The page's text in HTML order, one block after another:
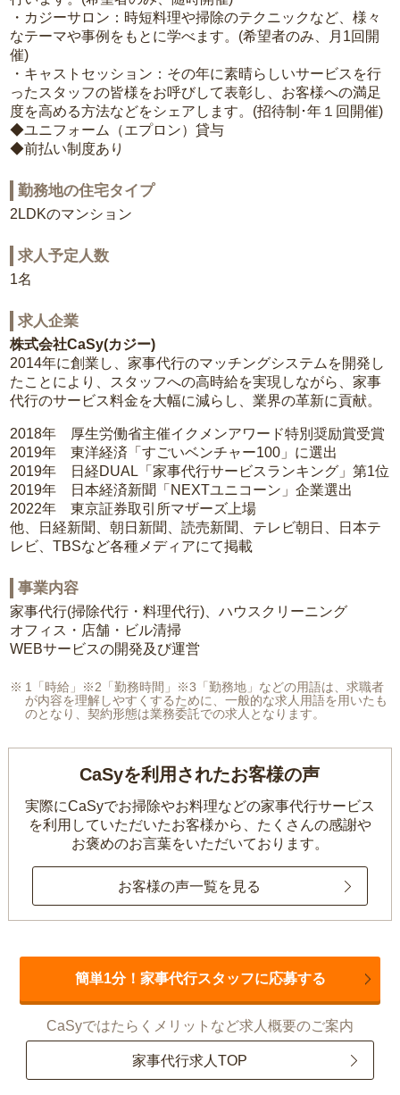
・カジーサロン：時短料理や掃除のテクニックなど、様々
なテーマや事例をもとに学べます。(希望者のみ、月1回開
催)
・キャストセッション：その年に素晴らしいサービスを行
ったスタッフの皆様をお呼びして表彰し、お客様への満足
度を高める方法などをシェアします。(招待制･年１回開催)
◆ユニフォーム（エプロン）貸与
◆前払い制度あり
勤務地の住宅タイプ
2LDKのマンション
求人予定人数
1名
求人企業
株式会社CaSy(カジー)
2014年に創業し、家事代行のマッチングシステムを開発し
たことにより、スタッフへの高時給を実現しながら、家事
代行のサービス料金を大幅に減らし、業界の革新に貢献。
2018年 厚生労働省主催イクメンアワード特別奨励賞受賞
2019年 東洋経済「すごいベンチャー100」に選出
2019年 日経DUAL「家事代行サービスランキング」第1位
2019年 日本経済新聞「NEXTユニコーン」企業選出
2022年 東京証券取引所マザーズ上場
他、日経新聞、朝日新聞、読売新聞、テレビ朝日、日本テ
レビ、TBSなど各種メディアにて掲載
事業内容
家事代行(掃除代行・料理代行)、ハウスクリーニング
オフィス・店舗・ビル清掃
WEBサービスの開発及び運営
1「時給」※2「勤務時間」※3「勤務地」などの用語は、求職者
が内容を理解しやすくするために、一般的な求人用語を用いたも
のとなり、契約形態は業務委託での求人となります。
CaSyを利用されたお客様の声
実際にCaSyでお掃除やお料理などの家事代行サービス
を利用していただいたお客様から、 たくさんの感謝や
お褒めのお言葉をいただいております。
お客様の声一覧を見る
簡単1分！家事代行スタッフに応募する
CaSyではたらくメリットなど求人概要のご案内
家事代行求人TOP